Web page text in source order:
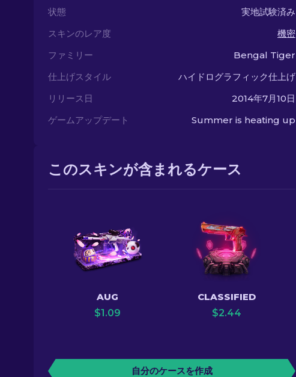
状態
実地試験済み
スキンのレア度
機密
ファミリー
Bengal Tiger
仕上げスタイル
ハイドログラフィック仕上げ
リリース日
2014年7月10日
ゲームアップデート
Summer is heating up
このスキンが含まれるケース
AUG
$1.09
CLASSIFIED
$2.44
自分のケースを作成